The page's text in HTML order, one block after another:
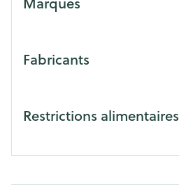
Fabricants
Restrictions alimentaires